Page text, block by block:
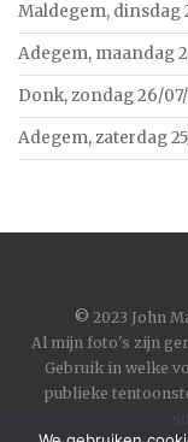
Maldegem, dinsdag
Adegem, maandag
Donk, zondag 26/
Adegem, zaterdag
© 2023 John
Al mijn foto's zijn
Gebruik in welke
publieke